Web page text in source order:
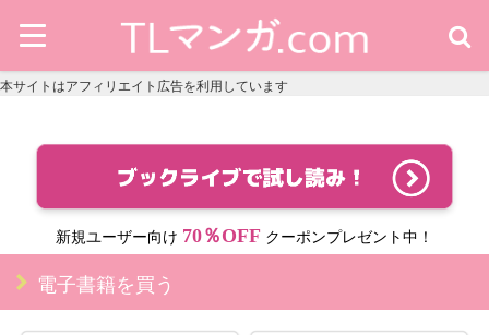
本サイトはアフィリエイト広告を利用しています
新規ユーザー向け 70％OFF クーポンプレゼント中！
電子書籍を買う